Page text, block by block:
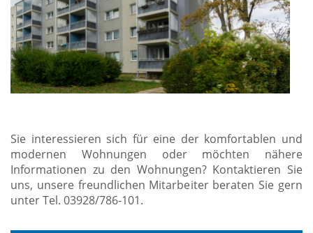
Sie interessieren sich für eine der komfortablen und
modernen Wohnungen oder möchten nähere
Informationen zu den Wohnungen? Kontaktieren Sie
uns, unsere freundlichen Mitarbeiter beraten Sie gern
unter Tel. 03928/786-101.